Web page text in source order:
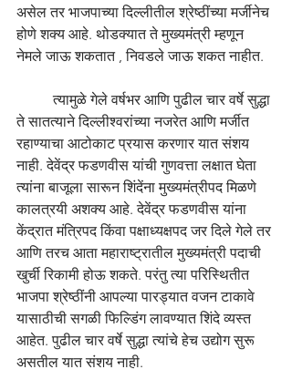
असेल तर भाजपाच्या दिल्लीतील श्रेष्ठींच्या मर्जीनेच
होणे शक्य आहे. थोडक्यात ते मुख्यमंत्री म्हणून
नेमले जाऊ शकतात , निवडले जाऊ शकत नाहीत.
	त्यामुळे गेले वर्षभर आणि पुढील चार वर्षे सुद्धा
ते सातत्याने दिल्लीश्वरांच्या नजरेत आणि मर्जीत
रहाण्याचा आटोकाट प्रयास करणार यात संशय
नाही. देवेंद्र फडणवीस यांची गुणवत्ता लक्षात घेता
त्यांना बाजूला सारून शिंदेंना मुख्यमंत्रीपद मिळणे
कालत्रयी अशक्य आहे. देवेंद्र फडणवीस यांना
केंद्रात मंत्रिपद किंवा पक्षाध्यक्षपद जर दिले गेले तर
आणि तरच आता महाराष्ट्रातील मुख्यमंत्री पदाची
खुर्ची रिकामी होऊ शकते. परंतु त्या परिस्थितीत
भाजपा श्रेष्ठींनी आपल्या पारड्यात वजन टाकावे
यासाठीची सगळी फिल्डिंग लावण्यात शिंदे व्यस्त
आहेत. पुढील चार वर्षे सुद्धा त्यांचे हेच उद्योग सुरू
असतील यात संशय नाही.